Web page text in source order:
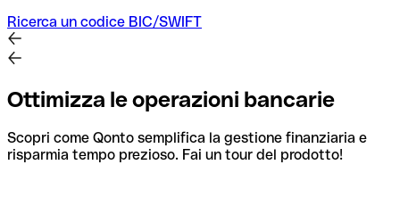
Ricerca un codice BIC/SWIFT
Ottimizza le operazioni bancarie
Scopri come Qonto semplifica la gestione finanziaria e
risparmia tempo prezioso. Fai un tour del prodotto!